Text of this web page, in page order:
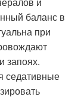
и
баланс в
при
запоях.
седативные